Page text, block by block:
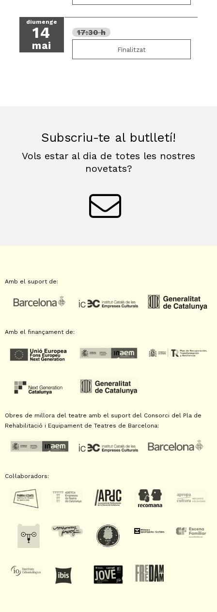
diumenge
14
mai
17:30 h
Finalitzat
Subscriu-te al butlletí!
Vols estar al dia de totes les nostres
novetats?
Amb el suport de:
Amb el finançament de:
Obres de millora del teatre amb el suport del Consorci del Pla de
Rehabilitació i Equipament de Teatres de Barcelona:
Col·laboradors: